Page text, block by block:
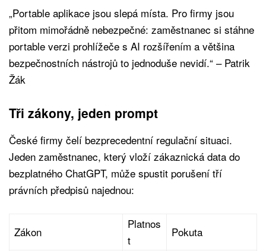
„Portable aplikace jsou slepá místa. Pro firmy jsou
přitom mimořádně nebezpečné: zaměstnanec si stáhne
portable verzi prohlížeče s AI rozšířením a většina
bezpečnostních nástrojů to jednoduše nevidí.“ – Patrik
Žák
Tři zákony, jeden prompt
České firmy čelí bezprecedentní regulační situaci.
Jeden zaměstnanec, který vloží zákaznická data do
bezplatného ChatGPT, může spustit porušení tří
právních předpisů najednou:
Zákon
Platnos
t
Pokuta